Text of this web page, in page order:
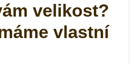
velikost?
vlastní